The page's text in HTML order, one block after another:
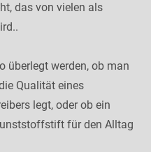
das von vielen als
überlegt werden, ob man
Qualität eines
legt, oder ob ein
für den Alltag